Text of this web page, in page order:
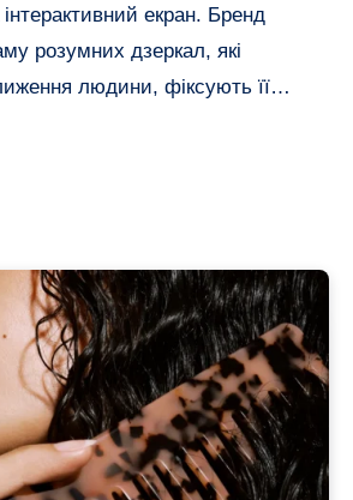
екран. Бренд
розумних дзеркал, які
людини, фіксують її…